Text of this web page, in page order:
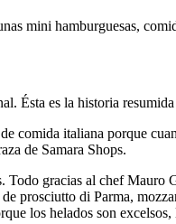
mini hamburguesas,
Ésta es la historia
comida italiana porque
de Samara Shops.
Todo gracias al chef
prosciutto di Parma,
los helados son